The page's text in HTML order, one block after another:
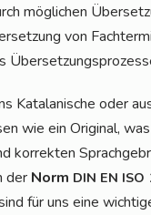
mög­li­chen
von
Kata­la­ni­sche oder
wie ein Ori­gi­nal,
kor­rek­ten
der Norm DIN EN ISO
für uns eine